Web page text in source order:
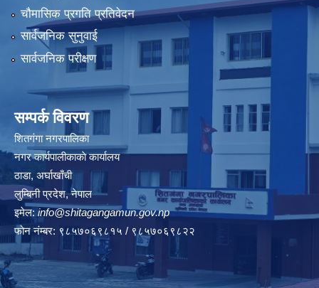
चौमासिक प्रगति प्रतिवेदन
सार्वजनिक सुनुवाई
सार्वजनिक परीक्षण
सम्पर्क विवरण
शितगंगा नगरपालिका
नगर कार्यपालीकाकाे कार्यालय
ठाडा, अर्घाखाँची
लुम्बिनी प्रदेश, नेपाल
इमेल: info@shitagangamun.gov.np
फोन नंम्बर: ९८५७०६९८१५ / ९८५७०६९८२२